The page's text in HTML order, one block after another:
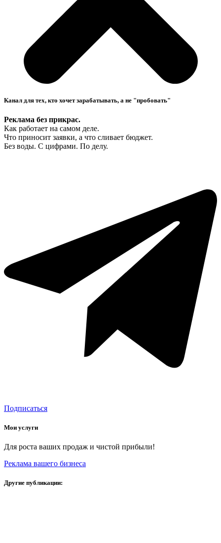
Канал для тех, кто хочет зарабатывать, а не "пробовать"
Реклама без прикрас.
Как работает на самом деле.
Что приносит заявки, а что сливает бюджет.
Без воды. С цифрами. По делу.
Подписаться
Мои услуги
Для роста ваших продаж и чистой прибыли!
Реклама вашего бизнеса
Другие публикации: